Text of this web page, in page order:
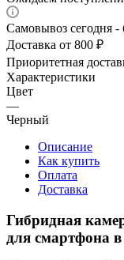
Самовывоз сегодня -
Доставка от 800 ₽
Приоритетная
Характеристики
Цвет
—
Черный
Описание
Как купить
Оплата
Доставка
Гибридная
для смартфона в